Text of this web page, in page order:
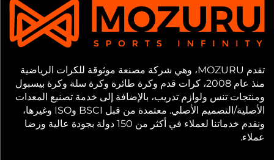
تقدم MOZURU، وهي شركة مصنعة موثوقة للكرات الرياضية
منذ عام 2008، كرات قدم وكرة طائرة وكرة سلة وكرة بيسبول
ومنتجات تنس ولوازم تدريب، بالإضافة إلى خدمة تصنيع المعدات
الأصلية/التصميم الأصلي. معتمدة من قبل BSCI وISO وغيرها،
ونقدم خدماتنا لعملاء في أكثر من 150 دولة بجودة عالية ورضا
عملاء.